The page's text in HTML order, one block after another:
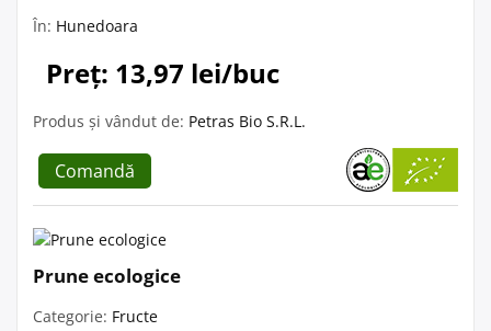
În: Hunedoara
Preț: 13,97 lei/buc
Produs și vândut de: Petras Bio S.R.L.
Comandă
Prune ecologice
Categorie: Fructe